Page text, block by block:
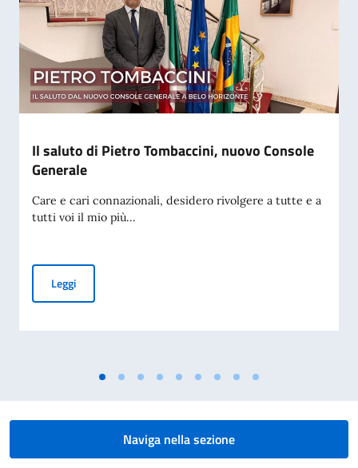
Il saluto di Pietro Tombaccini, nuovo Console
Generale
Care e cari connazionali, desidero rivolgere a tutte e a
tutti voi il mio più...
LeggiIl saluto di Pietro Tombaccini, nuovo Console Generale
Naviga nella sezione